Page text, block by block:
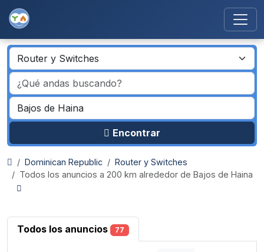
Encontrar
Dominican Republic
Router y Switches
Todos los anuncios a 200 km alrededor de Bajos de Haina
Todos los anuncios 77